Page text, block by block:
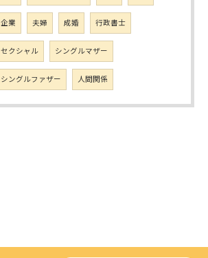
企業 夫婦 成婚 行政書士
セクシャル シングルマザー
シングルファザー 人間関係